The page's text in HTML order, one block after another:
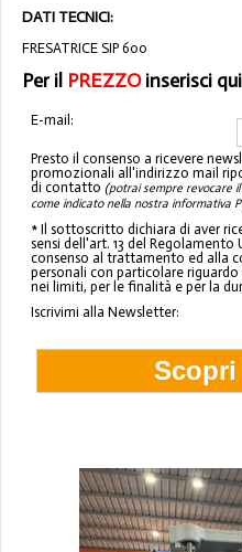
DATI TECNICI:
FRESATRICE SIP 600
Per il PREZZOinserisci
E-mail:
Presto il consenso a ricevere
promozionali all'indirizzo mail
di contatto (potrai sempre revocare
come indicato nella nostra informativa
* Il sottoscritto dichiara di aver
sensi dell'art. 13 del Regolamento
consenso al trattamento ed alla
personali con particolare
nei limiti, per le finalità e per la
Iscrivimi alla Newsletter: